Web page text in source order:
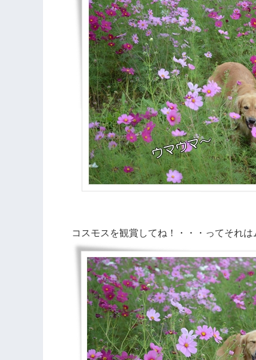
コスモスを観賞してね！・・・ってそれ